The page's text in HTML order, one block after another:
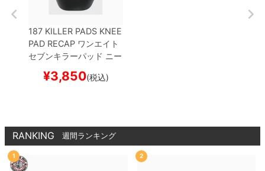
187 KILLER PADS KNEE
PAD RECAP ワンエイト
セブンキラーパッド ニー
K-IN RECAP C2BLACK
¥3,850(税込)
RANKING 週間ランキング
1 2